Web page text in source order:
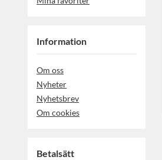
Information
Om oss
Nyheter
Nyhetsbrev
Om cookies
Betalsätt